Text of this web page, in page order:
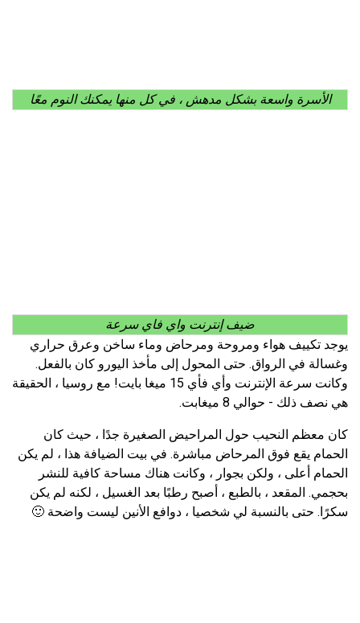
الأسرة واسعة بشكل مدهش ، في كل منها يمكنك النوم معًا
ضيف إنترنت واي فاي سرعة
يوجد تكييف هواء ومروحة ومرحاض وماء ساخن وعرق حراري
وغسالة في الرواق. حتى المحول إلى مأخذ اليورو كان بالفعل.
وكانت سرعة الإنترنت وأي فأي 15 ميغا بايت! مع روسيا ، الحقيقة
هي نصف ذلك - حوالي 8 ميغابت.
كان معظم النحيب حول المراحيض الصغيرة جدًا ، حيث كان
الحمام يقع فوق المرحاض مباشرة. في بيت الضيافة هذا ، لم يكن
الحمام أعلى ، ولكن بجوار ، وكانت هناك مساحة كافية للنشر
بحجمي. المقعد ، بالطبع ، أصبح رطبًا بعد الغسيل ، لكنه لم يكن
سكرًا. حتى بالنسبة لي شخصيا ، دوافع الأنين ليست واضحة 🙂